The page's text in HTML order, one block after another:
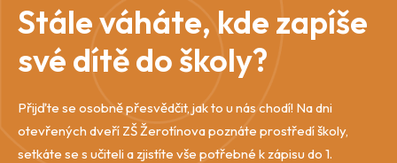
Stále váháte, kde zapíše
své dítě do školy?
Přijďte se osobně přesvědčit, jak to u nás chodí! Na dni
otevřených dveří ZŠ Žerotínova poznáte prostředí školy,
setkáte se s učiteli a zjistíte vše potřebné k zápisu do 1.